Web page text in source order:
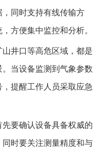
同时支持有线传输方
方便集中监控和分析。
井口等高危区域，都是
当设备监测到气象参数
提醒工作人员采取应急
要确认设备具备权威的
时要关注测量精度和与